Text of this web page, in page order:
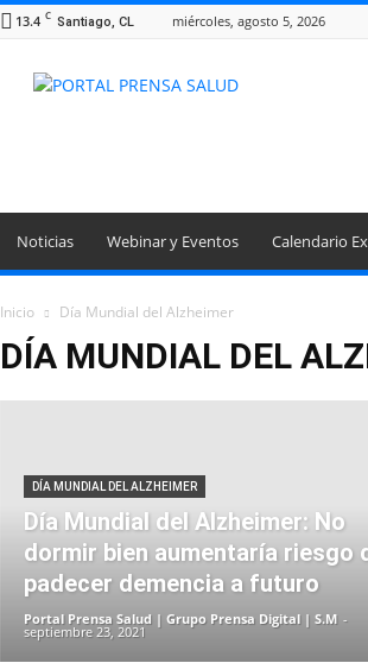
13.4 C Santiago, CL miércoles, agosto 5, 2026
Portal
Noticias Webinar y Eventos Calendario
Inicio Día Mundial del Alzheimer
DÍA MUNDIAL DEL
DÍA MUNDIAL DEL ALZHEIMER
Día Mundial del Alzheimer: No
dormir bien aumentaría riesgo
padecer demencia a futuro
Portal Prensa Salud | Grupo Prensa Digital | S.M -
septiembre 23, 2021